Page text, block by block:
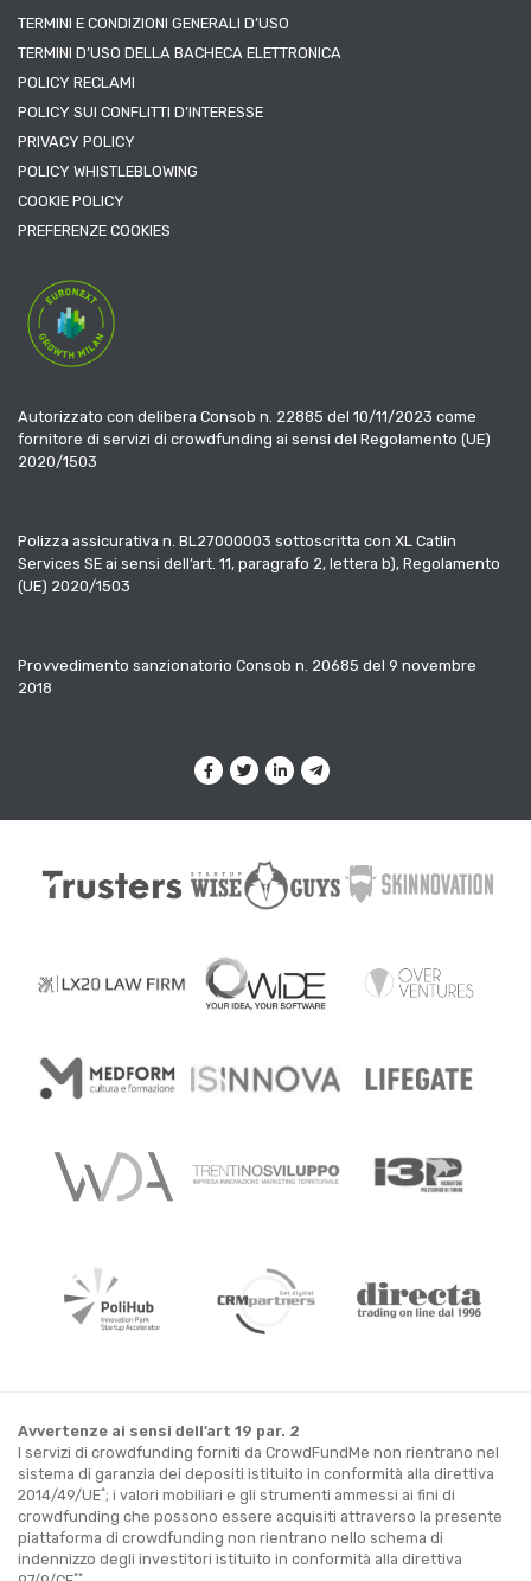
TERMINI E CONDIZIONI GENERALI D’USO
TERMINI D’USO DELLA BACHECA ELETTRONICA
POLICY RECLAMI
POLICY SUI CONFLITTI D’INTERESSE
PRIVACY POLICY
POLICY WHISTLEBLOWING
COOKIE POLICY
PREFERENZE COOKIES
Autorizzato con delibera Consob n. 22885 del 10/11/2023 come
fornitore di servizi di crowdfunding ai sensi del Regolamento (UE)
2020/1503
Polizza assicurativa n. BL27000003 sottoscritta con XL Catlin
Services SE ai sensi dell’art. 11, paragrafo 2, lettera b), Regolamento
(UE) 2020/1503
Provvedimento sanzionatorio Consob n. 20685 del 9 novembre
2018
Avvertenze ai sensi dell’art 19 par. 2
I servizi di crowdfunding forniti da CrowdFundMe non rientrano nel
sistema di garanzia dei depositi istituito in conformità alla direttiva
2014/49/UE*; i valori mobiliari e gli strumenti ammessi ai fini di
crowdfunding che possono essere acquisiti attraverso la presente
piattaforma di crowdfunding non rientrano nello schema di
indennizzo degli investitori istituito in conformità alla direttiva
**